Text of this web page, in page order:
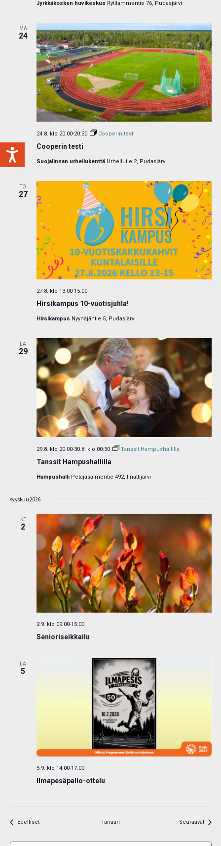
Jyrkkäkosken huvikeskus Rytilammentie 76, Pudasjärvi
MA
24
Cooperin testi
24.8. klo 20:00-20:30 Cooperin testi
Suojalinnan urheilukenttä Urheilutie 2, Pudasjärvi
TO
27
Hirsikampus 10-vuotisjuhla!
27.8. klo 13:00-15:00
Hirsikampus Nyynäjäntie 5, Pudasjärvi
LA
29
Tanssit Hampushallilla
29.8. klo 20:00-30.8. klo 00:30 Tanssit Hampushallilla
Hampushalli Petäjäsalmentie 492, Iinattijärvi
syyskuu 2026
KE
2
Senioriseikkailu
2.9. klo 09:00-15:00
LA
5
Ilmapesäpallo-ottelu
5.9. klo 14:00-17:00
EdellisetTapahtumat Tänään Seuraavat